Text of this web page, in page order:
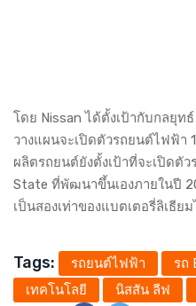
โดย Nissan ได้ตั้งเป้ากับกลยุท
วางแผนจะเปิดตัวรถยนต์ไฟฟ้า
ผลิตรถยนต์ยังตั้งเป้าที่จะเปิดตั
State ที่พัฒนาขึ้นเองภายในปี
เป็นสองเท่าของแบตเตอรี่ลิเธีย
Tags: รถยนต์ไฟฟ้า รถ
เทคโนโลยี
นิสสัน ลีฟ